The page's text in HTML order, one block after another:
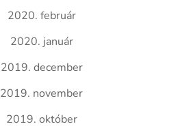
2020. február
2020. január
2019. december
2019. november
2019. október